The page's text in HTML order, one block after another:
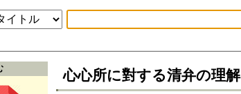
心心所に對する清弁の理解